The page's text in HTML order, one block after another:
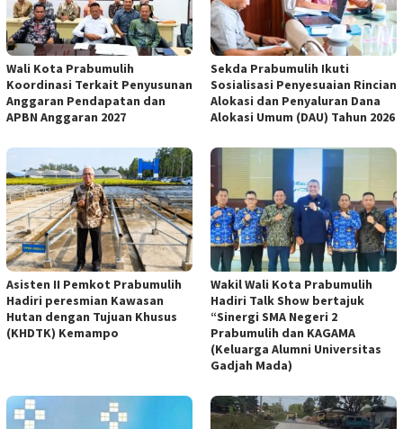
Wali Kota Prabumulih
Koordinasi Terkait Penyusunan
Anggaran Pendapatan dan
APBN Anggaran 2027
Sekda Prabumulih Ikuti
Sosialisasi Penyesuaian Rincian
Alokasi dan Penyaluran Dana
Alokasi Umum (DAU) Tahun 2026
Asisten II Pemkot Prabumulih
Hadiri peresmian Kawasan
Hutan dengan Tujuan Khusus
(KHDTK) Kemampo
Wakil Wali Kota Prabumulih
Hadiri Talk Show bertajuk
“Sinergi SMA Negeri 2
Prabumulih dan KAGAMA
(Keluarga Alumni Universitas
Gadjah Mada)